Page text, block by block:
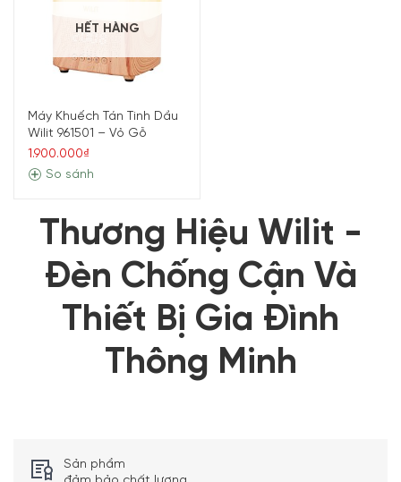
HẾT HÀNG
Máy Khuếch Tán Tinh Dầu
Wilit 961501 – Vỏ Gỗ
1.900.000₫
So sánh
Thương Hiệu Wilit -
Đèn Chống Cận Và
Thiết Bị Gia Đình
Thông Minh
Sản phẩm